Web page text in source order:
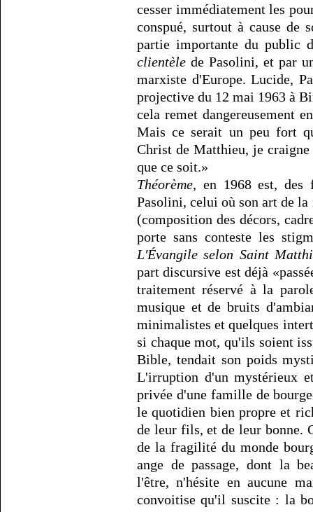
cesser immédiatement les
conspué, surtout à cause de
partie importante du public
clientèle de Pasolini, et par
marxiste d'Europe. Lucide,
projective du 12 mai 1963 à
cela remet dangereusement
Mais ce serait un peu fort
Christ de Matthieu, je
que ce soit.»
Théorème, en 1968 est, des
Pasolini, celui où son art de
(composition des décors,
porte sans conteste les
L'Évangile selon Saint
part discursive est déjà
traitement réservé à la
musique et de bruits
minimalistes et quelques
si chaque mot, qu'ils soient
Bible, tendait son poids
L'irruption d'un mystérieux
privée d'une famille de
le quotidien bien propre et
de leur fils, et de leur bonne.
de la fragilité du monde
ange de passage, dont la
l'être, n'hésite en aucune
convoitise qu'il suscite : la